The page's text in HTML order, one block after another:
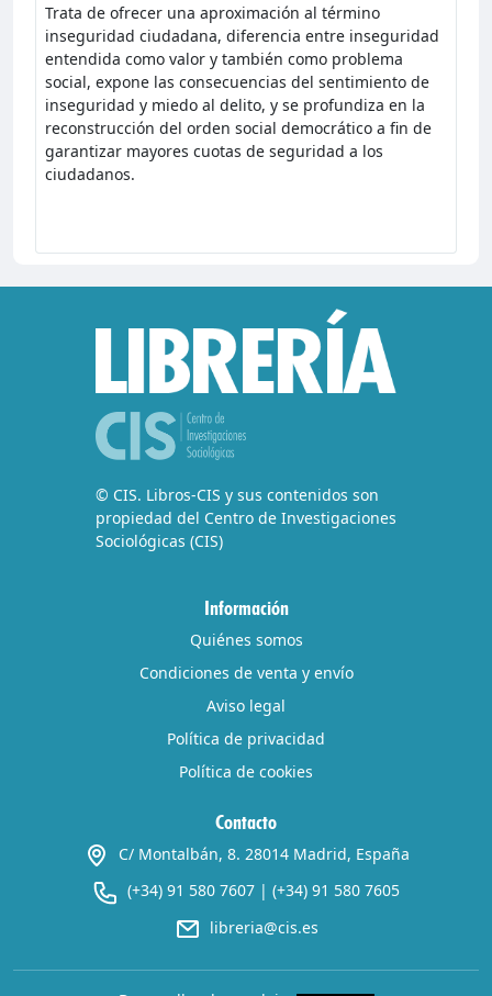
Trata de ofrecer una aproximación al término
inseguridad ciudadana, diferencia entre inseguridad
entendida como valor y también como problema
social, expone las consecuencias del sentimiento de
inseguridad y miedo al delito, y se profundiza en la
reconstrucción del orden social democrático a fin de
garantizar mayores cuotas de seguridad a los
ciudadanos.
© CIS. Libros-CIS y sus contenidos son
propiedad del Centro de Investigaciones
Sociológicas (CIS)
Información
Quiénes somos
Condiciones de venta y envío
Aviso legal
Política de privacidad
Política de cookies
Contacto
C/ Montalbán, 8. 28014 Madrid, España
(+34) 91 580 7607 | (+34) 91 580 7605
libreria@cis.es